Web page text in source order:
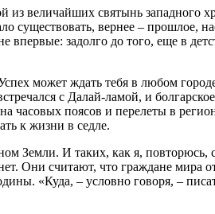
величайших святынь западного
существовать, вернее – прошлое,
впервые: задолго до того, еще в
может ждать тебя в любом
с Далай-ламой, и
часовых поясов и перелеты в
к жизни в седле.
Земли. И таких, как я,
Они считают, что граждане мира
«Куда, – условно говоря, –